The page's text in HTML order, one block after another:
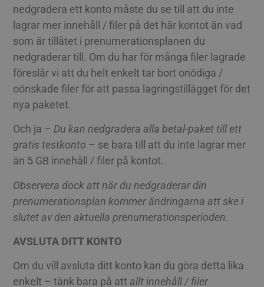
nedgradera ett konto måste du se till att du inte
lagrar mer innehåll / filer på det här kontot än vad
som är tillåtet i prenumerationsplanen du
nedgraderar till. Om du har för många filer lagrade
föreslår vi att du helt enkelt tar bort onödiga /
oönskade filer för att passa lagringstillägget för det
nya paketet.
Och ja – Du kan nedgradera alla betal-paket till ett
gratis testkonto – se bara till att du inte lagrar mer
än 5 GB innehåll / filer på kontot.
Observera dock att när du nedgraderar din
prenumerationsplan kommer ändringarna att ske i
slutet av den aktuella prenumerationsperioden.
AVSLUTA DITT KONTO
Om du vill avsluta ditt konto kan du göra detta lika
enkelt – tänk bara på attallt innehåll / filer